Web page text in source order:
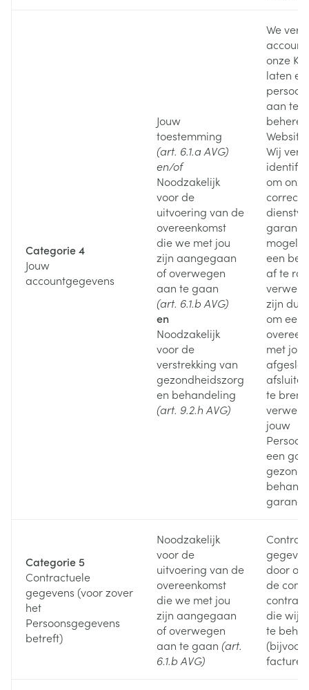
Categorie 4
Jouw
accountgegevens
Jouw
toestemming
(art. 6.1.a AVG)
en/of
Noodzakelijk
voor de
uitvoering van de
overeenkomst
die we met jou
zijn aangegaan
of overwegen
aan te gaan
(art. 6.1.b AVG)
en
Noodzakelijk
voor de
verstrekking van
gezondheidszorg
en behandeling
(art. 9.2.h AVG)
We
onze
laten
aan te
Website.
Wij
om
correcte
een
af te
zijn dus
om een
met jou
te
jouw
een
Categorie 5
Contractuele
gegevens (voor zover
het
Persoonsgegevens
betreft)
Noodzakelijk
voor de
uitvoering van de
overeenkomst
die we met jou
zijn aangegaan
of overwegen
aan te gaan (art.
6.1.b AVG)
door
de
die wij
te